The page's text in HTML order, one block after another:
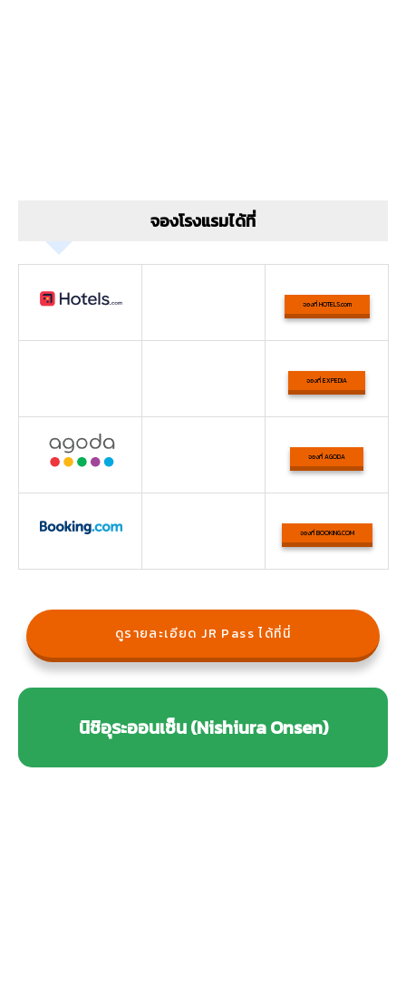
จองโรงแรมได้ที่
จองที่ HOTELS.com
จองที่ EXPEDIA
จองที่ AGODA
จองที่ BOOKING.COM
ดูรายละเอียด JR Pass ได้ที่นี่
นิชิอุระออนเซ็น (Nishiura Onsen)